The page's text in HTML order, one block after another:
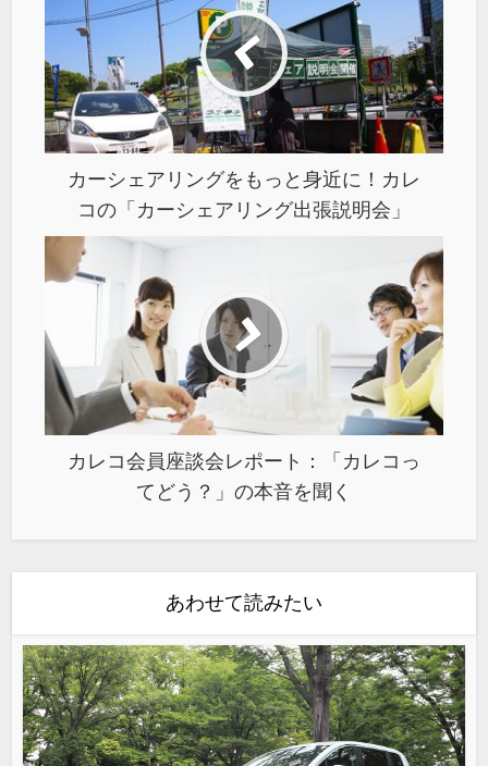
カーシェアリングをもっと身近に！カレ
コの「カーシェアリング出張説明会」
カレコ会員座談会レポート：「カレコっ
てどう？」の本音を聞く
あわせて読みたい